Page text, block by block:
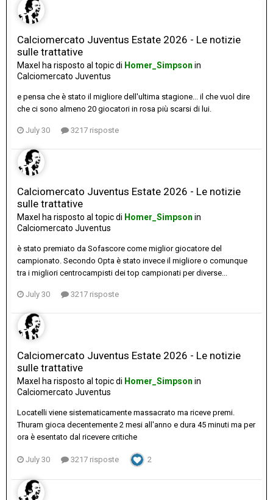
Calciomercato Juventus Estate 2026 - Le notizie
sulle trattative
Maxel ha risposto al topic di Homer_Simpson in
Calciomercato Juventus
e pensa che è stato il migliore dell'ultima stagione... il che vuol dire
che ci sono almeno 20 giocatori in rosa più scarsi di lui.
July 30 3217 risposte
Calciomercato Juventus Estate 2026 - Le notizie
sulle trattative
Maxel ha risposto al topic di Homer_Simpson in
Calciomercato Juventus
è stato premiato da Sofascore come miglior giocatore del
campionato. Secondo Opta è stato invece il migliore o comunque
tra i migliori centrocampisti dei top campionati per diverse...
July 30 3217 risposte
Calciomercato Juventus Estate 2026 - Le notizie
sulle trattative
Maxel ha risposto al topic di Homer_Simpson in
Calciomercato Juventus
Locatelli viene sistematicamente massacrato ma riceve premi.
Thuram gioca decentemente 2 mesi all'anno e dura 45 minuti ma per
ora è esentato dal ricevere critiche
July 30 3217 risposte 2